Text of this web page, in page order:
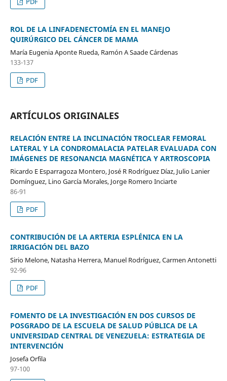
ROL DE LA LINFADENECTOMÍA EN EL MANEJO
QUIRÚRGICO DEL CÁNCER DE MAMA
María Eugenia Aponte Rueda, Ramón A Saade Cárdenas
133-137
PDF
ARTÍCULOS ORIGINALES
RELACIÓN ENTRE LA INCLINACIÓN TROCLEAR FEMORAL
LATERAL Y LA CONDROMALACIA PATELAR EVALUADA CON
IMÁGENES DE RESONANCIA MAGNÉTICA Y ARTROSCOPIA
Ricardo E Esparragoza Montero, José R Rodríguez Díaz, Julio Lanier
Domínguez, Lino García Morales, Jorge Romero Inciarte
86-91
PDF
CONTRIBUCIÓN DE LA ARTERIA ESPLÉNICA EN LA
IRRIGACIÓN DEL BAZO
Sirio Melone, Natasha Herrera, Manuel Rodríguez, Carmen Antonetti
92-96
PDF
FOMENTO DE LA INVESTIGACIÓN EN DOS CURSOS DE
POSGRADO DE LA ESCUELA DE SALUD PÚBLICA DE LA
UNIVERSIDAD CENTRAL DE VENEZUELA: ESTRATEGIA DE
INTERVENCIÓN
Josefa Orfila
97-100